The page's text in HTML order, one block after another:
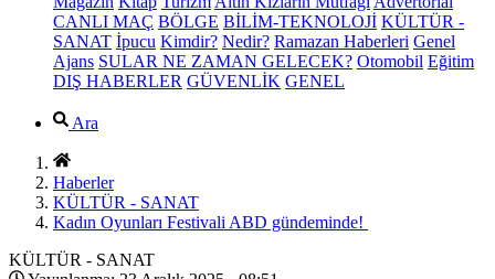
CANLI MAÇ BÖLGE BİLİM-TEKNOLOJİ KÜLTÜR -
SANAT İpucu Kimdir? Nedir? Ramazan Haberleri Genel
Ajans SULAR NE ZAMAN GELECEK? Otomobil Eğitim
DIŞ HABERLER GÜVENLİK GENEL
Ara
Haberler
KÜLTÜR - SANAT
Kadın Oyunları Festivali ABD gündeminde!
KÜLTÜR - SANAT